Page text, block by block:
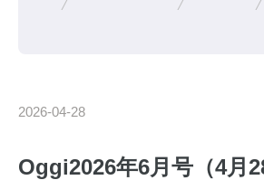
2026-04-28
Oggi2026年6月号（4月